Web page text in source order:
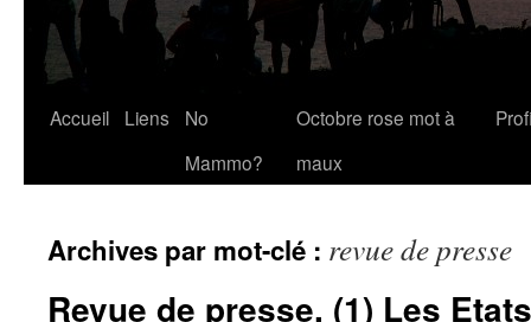
Accueil Liens
No
Mammo?
Octobre rose mot à
maux
Archives par mot-clé : revue de presse
Revue de presse. (1) Les